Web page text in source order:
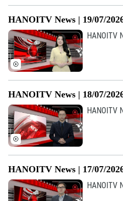
HANOITV News | 19/07/
HANOITV
HANOITV News | 18/07/
HANOITV
HANOITV News | 17/07/
HANOITV